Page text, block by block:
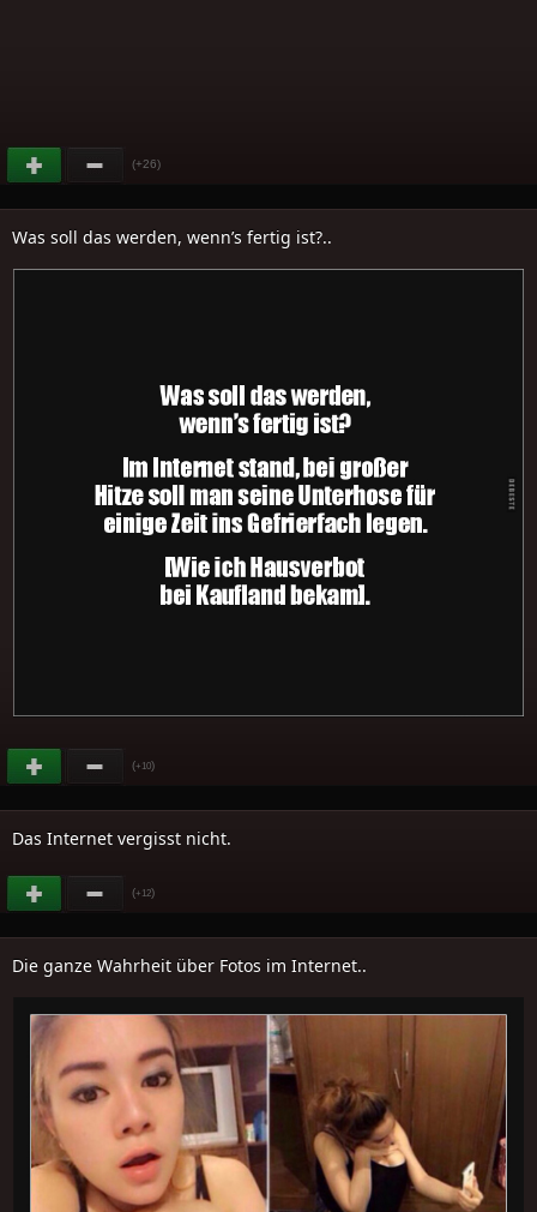
(+26)
Was soll das werden, wenn’s fertig ist?..
(+10)
Das Internet vergisst nicht.
(+12)
Die ganze Wahrheit über Fotos im Internet..